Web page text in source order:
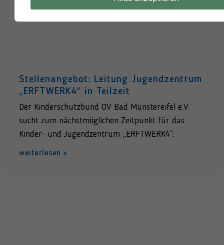
Stellenangebot: Leitung Jugendzentrum
„ERFTWERK4“ in Teilzeit
Der Kinderschutzbund OV Bad Münstereifel e.V.
sucht zum nächstmöglichen Zeitpunkt für das
Kinder- und Jugendzentrum „ERFTWERK4“:
weiterlesen »